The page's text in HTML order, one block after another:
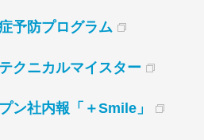
予防プログラム
クニカルマイスター
ン社内報「＋Smile」